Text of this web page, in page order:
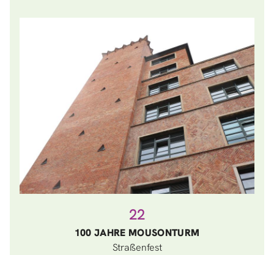
22
100 JAHRE MOUSONTURM
Straßenfest